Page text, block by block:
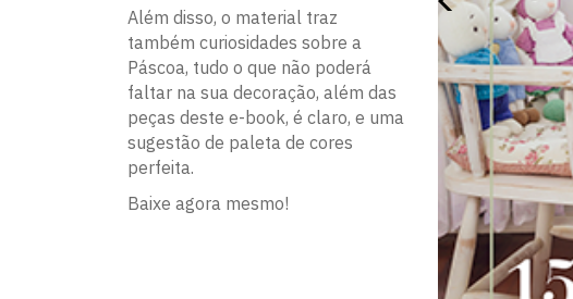
Além disso, o material traz
também curiosidades sobre a
Páscoa, tudo o que não poderá
faltar na sua decoração, além das
peças deste e-book, é claro, e uma
sugestão de paleta de cores
perfeita.
Baixe agora mesmo!